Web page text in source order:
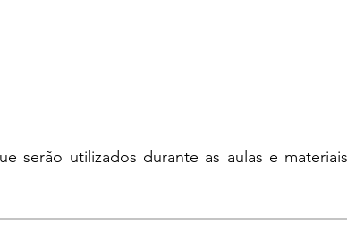
serão utilizados durante as aulas e